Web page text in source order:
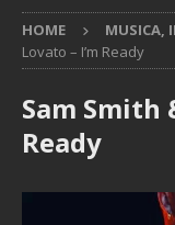
HOME MUSICA,
Lovato – I’m Ready
Sam Smith
Ready